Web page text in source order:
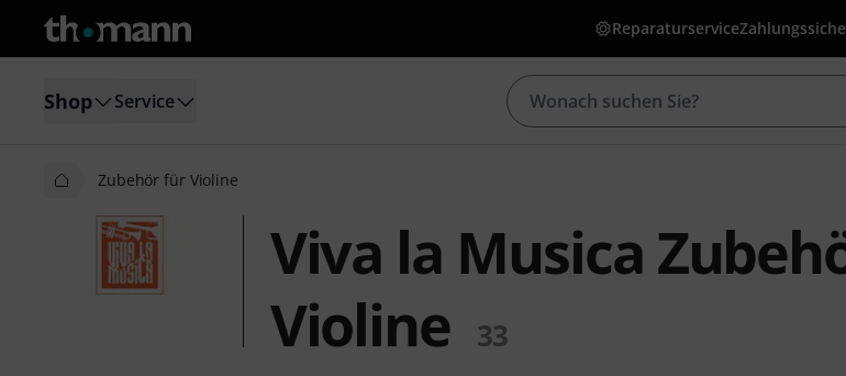
Reparaturservice
Shop Service
Zubehör für Violine
Viva la Musica
Violine
33